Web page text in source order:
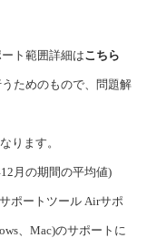
ト範囲詳細はこちら
ためのもので、問題解
ります。
月の期間の平均値)
ポートツール Airサポ
、Mac)のサポートに